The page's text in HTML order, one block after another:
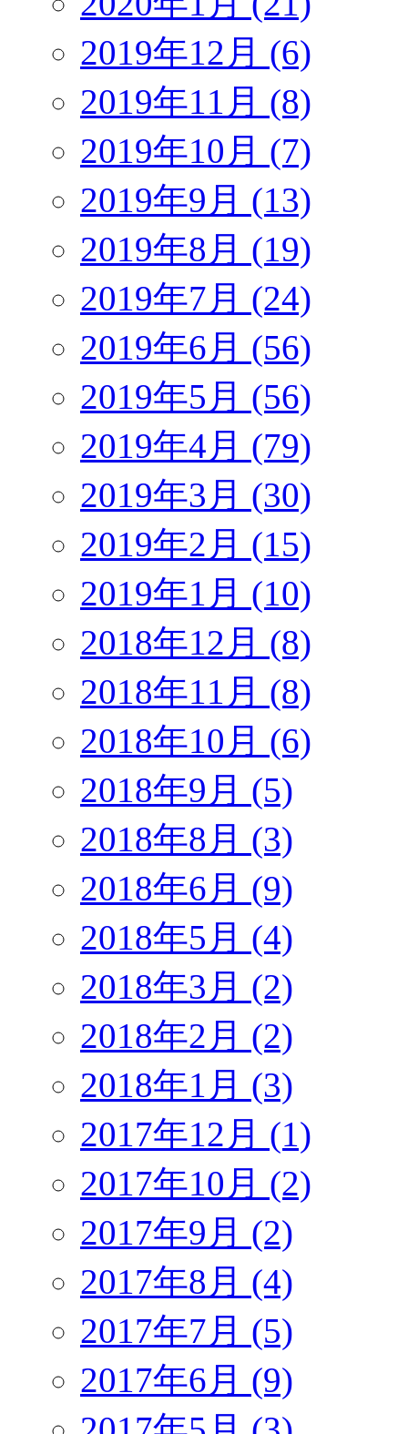
2019年12月 (6)
2019年11月 (8)
2019年10月 (7)
2019年9月 (13)
2019年8月 (19)
2019年7月 (24)
2019年6月 (56)
2019年5月 (56)
2019年4月 (79)
2019年3月 (30)
2019年2月 (15)
2019年1月 (10)
2018年12月 (8)
2018年11月 (8)
2018年10月 (6)
2018年9月 (5)
2018年8月 (3)
2018年6月 (9)
2018年5月 (4)
2018年3月 (2)
2018年2月 (2)
2018年1月 (3)
2017年12月 (1)
2017年10月 (2)
2017年9月 (2)
2017年8月 (4)
2017年7月 (5)
2017年6月 (9)